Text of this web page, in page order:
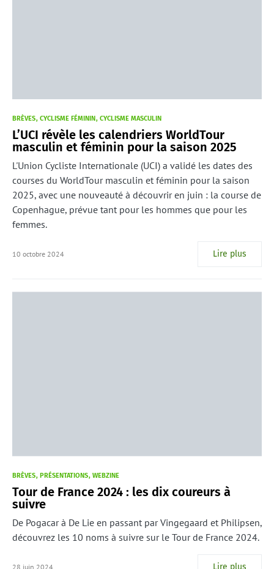
BRÈVES CYCLISME FÉMININ CYCLISME MASCULIN
L’UCI révèle les calendriers WorldTour
masculin et féminin pour la saison 2025
L'Union Cycliste Internationale (UCI) a validé les dates des
courses du WorldTour masculin et féminin pour la saison
2025, avec une nouveauté à découvrir en juin : la course de
Copenhague, prévue tant pour les hommes que pour les
femmes.
10 octobre 2024 Lire plus
BRÈVES PRÉSENTATIONS WEBZINE
Tour de France 2024 : les dix coureurs à
suivre
De Pogacar à De Lie en passant par Vingegaard et Philipsen,
découvrez les 10 noms à suivre sur le Tour de France 2024.
28 juin 2024 Lire plus